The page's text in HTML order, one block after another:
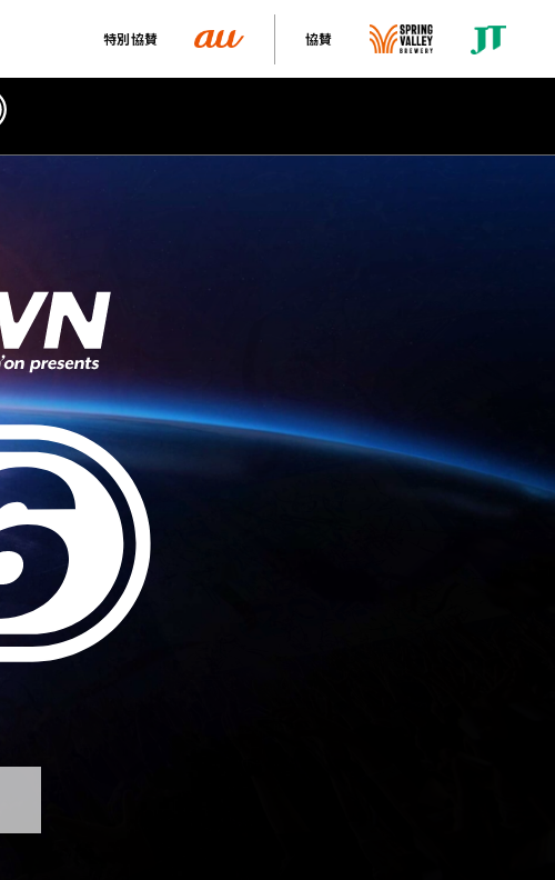
特別協賛 協賛
アクセス